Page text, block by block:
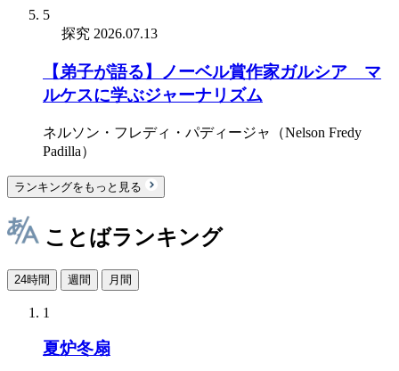
5
探究 2026.07.13
【弟子が語る】ノーベル賞作家ガルシア゠マ
ルケスに学ぶジャーナリズム
ネルソン・フレディ・パディージャ（Nelson Fredy
Padilla）
ランキングをもっと見る
ことばランキング
24時間 週間 月間
1
夏炉冬扇